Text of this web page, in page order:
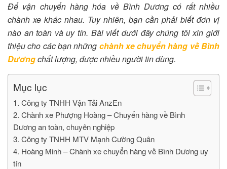
Để vận chuyển hàng hóa về Bình Dương có rất nhiều
chành xe khác nhau. Tuy nhiên, bạn cần phải biết đơn vị
nào an toàn và uy tín. Bài viết dưới đây chúng tôi xin giới
thiệu cho các bạn những chành xe chuyển hàng về Bình
Dươngchất lượng, được nhiều người tin dùng.
Mục lục
1. Công ty TNHH Vận Tải AnzEn
2. Chành xe Phượng Hoàng – Chuyển hàng về Bình
Dương an toàn, chuyên nghiệp
3. Công ty TNHH MTV Mạnh Cường Quân
4. Hoàng Minh – Chành xe chuyển hàng về Bình Dương uy
tín